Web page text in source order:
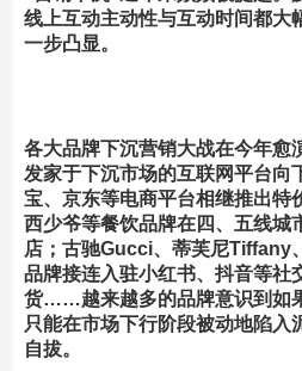
线上互动主动性与互动时间都大
一步凸显。
各大品牌下沉营销大战在今年愈
发家于下沉市场的互联网平台向
宝、京东等电商平台相继推出特
西少爷等餐饮品牌在四、五线城
店；古驰Gucci、蒂芙尼Tiffany
品牌接连入驻小红书、抖音等社
货……越来越多的品牌意识到如
只能在市场下行阶段被动地陷入
自拔。